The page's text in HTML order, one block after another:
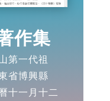
作集
第一代祖
省博興縣
十一月十二